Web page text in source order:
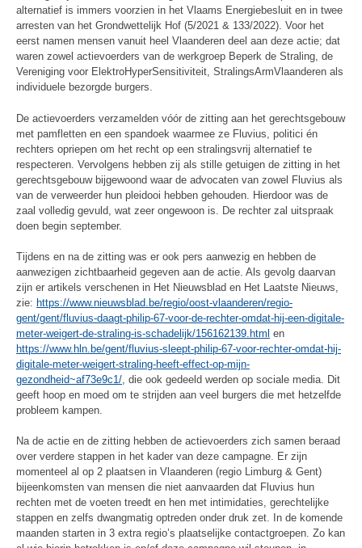
alternatief is immers voorzien in het Vlaams Energiebesluit en in twee
arresten van het Grondwettelijk Hof (5/2021 & 133/2022). Voor het
eerst namen mensen vanuit heel Vlaanderen deel aan deze actie; dat
waren zowel actievoerders van de werkgroep Beperk de Straling, de
Vereniging voor ElektroHyperSensitiviteit, StralingsArmVlaanderen als
individuele bezorgde burgers.
De actievoerders verzamelden vóór de zitting aan het gerechtsgebouw
met pamfletten en een spandoek waarmee ze Fluvius, politici én
rechters opriepen om het recht op een stralingsvrij alternatief te
respecteren. Vervolgens hebben zij als stille getuigen de zitting in het
gerechtsgebouw bijgewoond waar de advocaten van zowel Fluvius als
van de verweerder hun pleidooi hebben gehouden. Hierdoor was de
zaal volledig gevuld, wat zeer ongewoon is. De rechter zal uitspraak
doen begin september.
Tijdens en na de zitting was er ook pers aanwezig en hebben de
aanwezigen zichtbaarheid gegeven aan de actie. Als gevolg daarvan
zijn er artikels verschenen in Het Nieuwsblad en Het Laatste Nieuws,
zie: https://www.nieuwsblad.be/regio/oost-vlaanderen/regio-
gent/gent/fluvius-daagt-philip-67-voor-de-rechter-omdat-hij-een-digitale-
meter-weigert-de-straling-is-schadelijk/156162139.html en
https://www.hln.be/gent/fluvius-sleept-philip-67-voor-rechter-omdat-hij-
digitale-meter-weigert-straling-heeft-effect-op-mijn-
gezondheid~af73e9c1/ , die ook gedeeld werden op sociale media. Dit
geeft hoop en moed om te strijden aan veel burgers die met hetzelfde
probleem kampen.
Na de actie en de zitting hebben de actievoerders zich samen beraad
over verdere stappen in het kader van deze campagne. Er zijn
momenteel al op 2 plaatsen in Vlaanderen (regio Limburg & Gent)
bijeenkomsten van mensen die niet aanvaarden dat Fluvius hun
rechten met de voeten treedt en hen met intimidaties, gerechtelijke
stappen en zelfs dwangmatig optreden onder druk zet. In de komende
maanden starten in 3 extra regio’s plaatselijke contactgroepen. Zo kan